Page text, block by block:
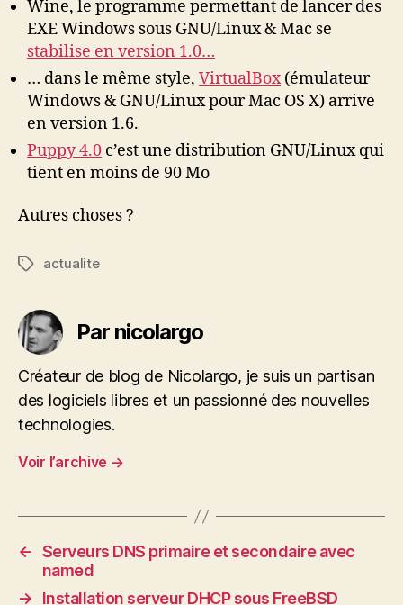
Wine, le programme permettant de lancer des
EXE Windows sous GNU/Linux & Mac se
stabilise en version 1.0…
… dans le même style, VirtualBox(émulateur
Windows & GNU/Linux pour Mac OS X) arrive
en version 1.6.
Puppy 4.0 c’est une distribution GNU/Linux qui
tient en moins de 90 Mo
Autres choses ?
Étiquettes
actualite
Par nicolargo
Créateur de blog de Nicolargo, je suis un partisan
des logiciels libres et un passionné des nouvelles
technologies.
Voir l’archive →
← Serveurs DNS primaire et secondaire avec
named
→
Installation serveur DHCP sous FreeBSD